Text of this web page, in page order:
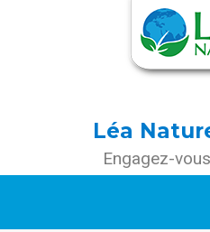
Léa
Engagez-